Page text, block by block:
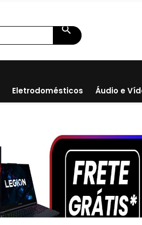
search
Eletrodomésticos Áudio e